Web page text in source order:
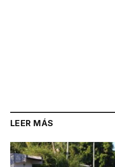
LEER MÁS